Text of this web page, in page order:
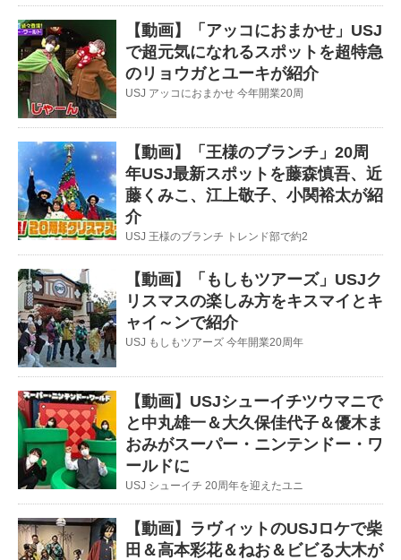
【動画】「アッコにおまかせ」USJ
で超元気になれるスポットを超特急
のリョウガとユーキが紹介
USJ アッコにおまかせ 今年開業20周
【動画】「王様のブランチ」20周
年USJ最新スポットを藤森慎吾、近
藤くみこ、江上敬子、小関裕太が紹
介
USJ 王様のブランチ トレンド部で約2
【動画】「もしもツアーズ」USJク
リスマスの楽しみ方をキスマイとキ
ャイ～ンで紹介
USJ もしもツアーズ 今年開業20周年
【動画】USJシューイチツウマニで
と中丸雄一＆大久保佳代子＆優木ま
おみがスーパー・ニンテンドー・ワ
ールドに
USJ シューイチ 20周年を迎えたユニ
【動画】ラヴィットのUSJロケで柴
田＆高本彩花＆ねお＆ビビる大木が